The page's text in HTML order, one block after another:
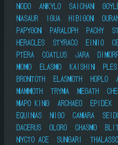
NODO
ANKYLO SAICHAN
NASAUR
IGUA HIBIGON
PAPYGON
PARALOPH PACHY
HERACLES
STYRACO EINIO
PTERA
COATLUS JARA
MOMO
ELASMO KAISHIN
BRONTOTH
ELASMOTH HOPLO
MAMMOTH
TRYMA MEGATH
MAPO KING
ARCHAEO EPIDEX
EQUINAS
NIGO CAMARA
DACERUS
OLORO CHASMO
NYCTO ACE
SUNGARI THALASSO